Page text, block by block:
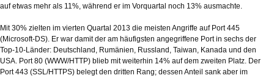
auf etwas mehr als 11%, während er im Vorquartal noch 13% ausmachte.
Mit 30% zielten im vierten Quartal 2013 die meisten Angriffe auf Port 445
(Microsoft-DS). Er war damit der am häufigsten angegriffene Port in sechs der
Top-10-Länder: Deutschland, Rumänien, Russland, Taiwan, Kanada und den
USA. Port 80 (WWW/HTTP) blieb mit weiterhin 14% auf dem zweiten Platz. Der
Port 443 (SSL/HTTPS) belegt den dritten Rang; dessen Anteil sank aber im